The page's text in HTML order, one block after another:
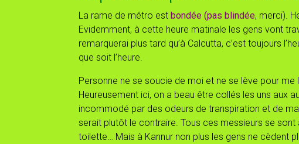
La rame de métro estbondée (pas blindée, merci).
Evidemment, à cette heure matinale les gens vont
remarquerai plus tard qu’à Calcutta, c’est toujours
que soit l’heure.
Personne ne se soucie de moi et ne se lève pour me
Heureusement ici, on a beau être collés les uns aux
incommodé par des odeurs de transpiration et de
serait plutôt le contraire. Tous ces messieurs se sont
toilette… Mais à Kannur non plus les gens ne cèdent